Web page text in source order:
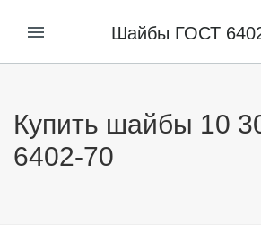
Шайбы ГОСТ
Купить шайбы 10
6402-70